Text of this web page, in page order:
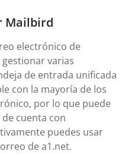
Mailbird
electrónico de
varias
de entrada unificada
con la mayoría de los
por lo que puede
cuenta con
puedes usar
de a1.net.